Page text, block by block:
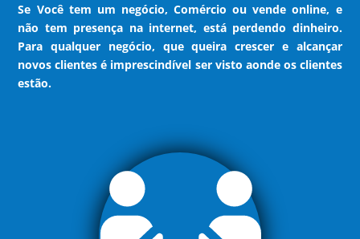
Se Você tem um negócio, Comércio ou vende online, e
não tem presença na internet, está perdendo dinheiro.
Para qualquer negócio, que queira crescer e alcançar
novos clientes é imprescindível ser visto aonde os clientes
estão.